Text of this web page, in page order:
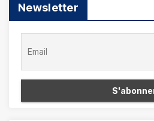
Newsletter